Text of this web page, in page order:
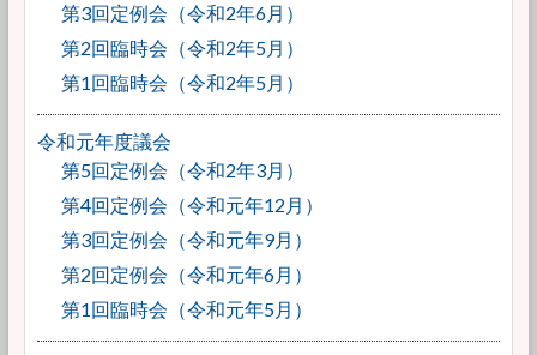
第3回定例会（令和2年6月）
第2回臨時会（令和2年5月）
第1回臨時会（令和2年5月）
令和元年度議会
第5回定例会（令和2年3月）
第4回定例会（令和元年12月）
第3回定例会（令和元年9月）
第2回定例会（令和元年6月）
第1回臨時会（令和元年5月）